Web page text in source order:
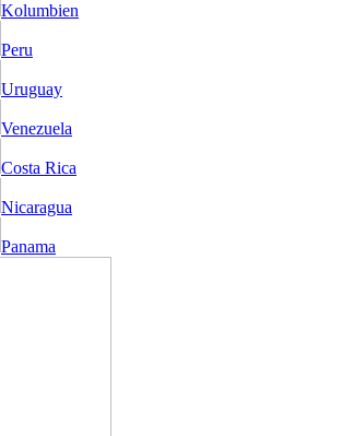
Kolumbien
Peru
Uruguay
Venezuela
Costa Rica
Nicaragua
Panama